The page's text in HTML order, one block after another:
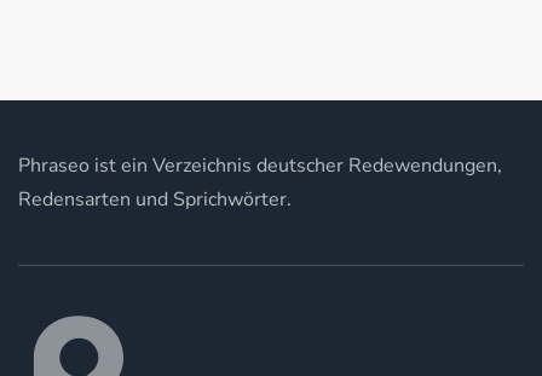
Phraseo ist ein Verzeichnis deutscher Redewendungen,
Redensarten und Sprichwörter.